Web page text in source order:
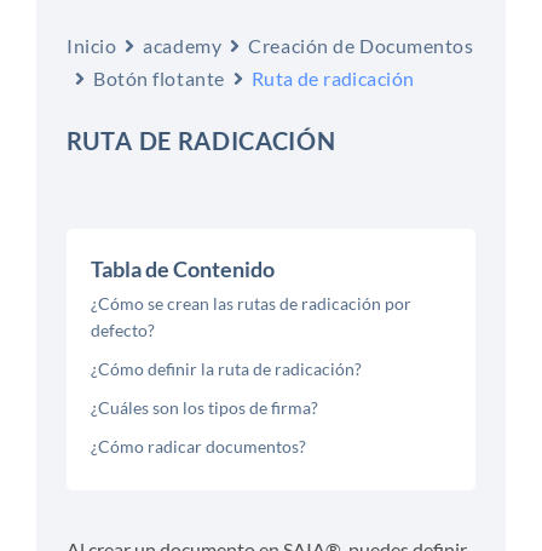
Inicio academy
Creación de Documentos
Botón flotante
Ruta de radicación
RUTA DE RADICACIÓN
Tabla de Contenido
¿Cómo se crean las rutas de radicación por
defecto?
¿Cómo definir la ruta de radicación?
¿Cuáles son los tipos de firma?
¿Cómo radicar documentos?